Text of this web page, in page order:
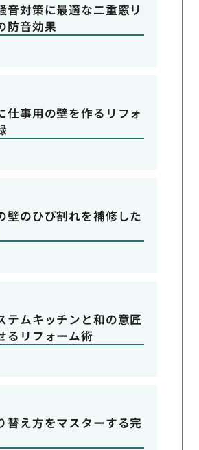
音対策に最適な二重窓リ
防音効果
仕事用の壁を作るリフォ
壁のひび割れを補修した
テムキッチンと和の意匠
るリフォーム術
替え方をマスターする完